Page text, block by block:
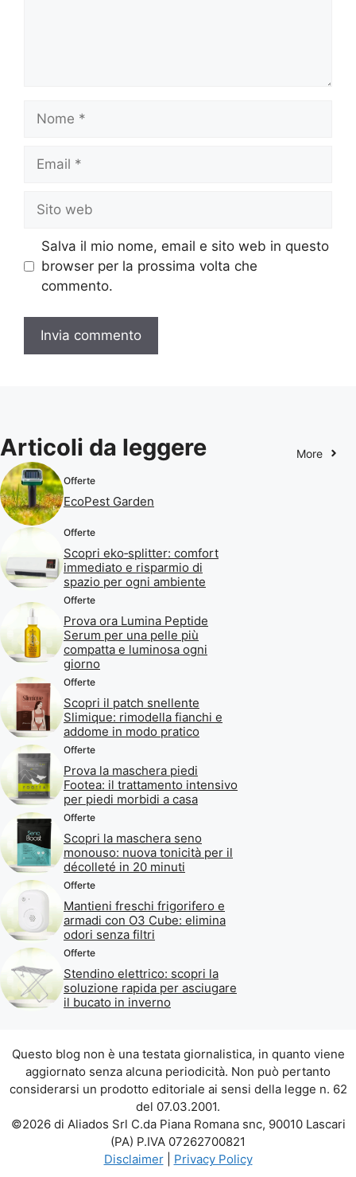
Nome
Email
Sito
web
Salva il mio nome, email e sito web in questo
browser per la prossima volta che
commento.
Articoli da leggere More
Offerte
EcoPest Garden
Offerte
Scopri eko‑splitter: comfort
immediato e risparmio di
spazio per ogni ambiente
Offerte
Prova ora Lumina Peptide
Serum per una pelle più
compatta e luminosa ogni
giorno
Offerte
Scopri il patch snellente
Slimique: rimodella fianchi e
addome in modo pratico
Offerte
Prova la maschera piedi
Footea: il trattamento intensivo
per piedi morbidi a casa
Offerte
Scopri la maschera seno
monouso: nuova tonicità per il
décolleté in 20 minuti
Offerte
Mantieni freschi frigorifero e
armadi con O3 Cube: elimina
odori senza filtri
Offerte
Stendino elettrico: scopri la
soluzione rapida per asciugare
il bucato in inverno
Questo blog non è una testata giornalistica, in quanto viene
aggiornato senza alcuna periodicità. Non può pertanto
considerarsi un prodotto editoriale ai sensi della legge n. 62
del 07.03.2001.
©2026 di Aliados Srl C.da Piana Romana snc, 90010 Lascari
(PA) P.IVA 07262700821
Disclaimer| Privacy Policy